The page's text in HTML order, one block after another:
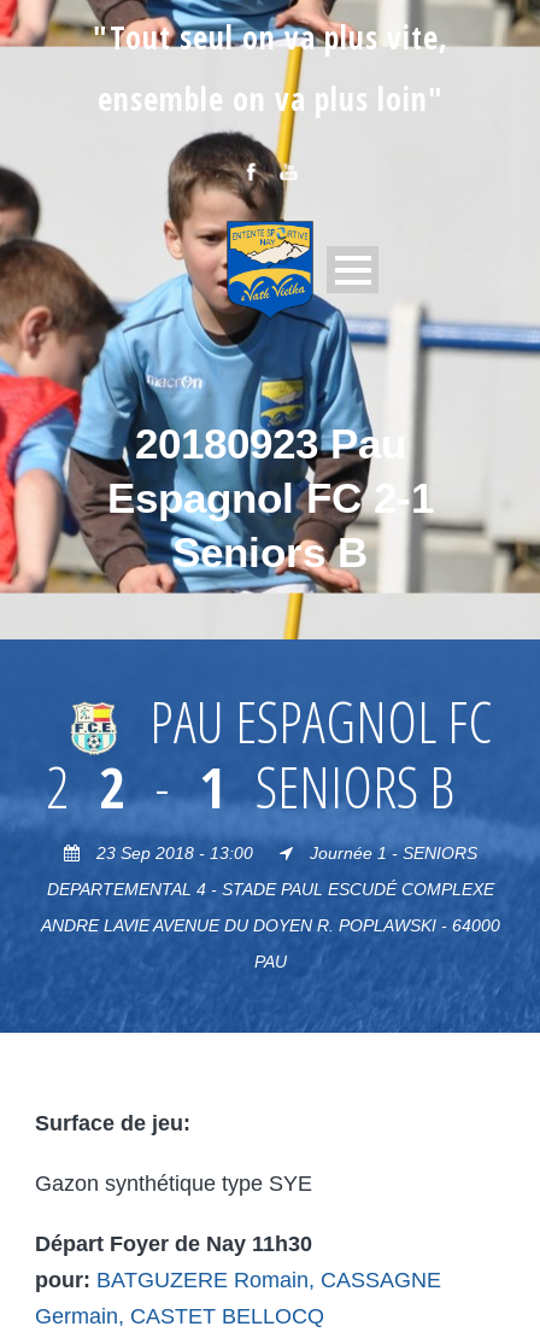
"Tout seul on va plus vite,
ensemble on va plus loin"
20180923 Pau
Espagnol FC 2-1
Seniors B
PAU ESPAGNOL FC
2 2 - 1 SENIORS B
23 Sep 2018 - 13:00
Journée 1 - SENIORS
DEPARTEMENTAL 4 - STADE PAUL ESCUDÉ COMPLEXE
ANDRE LAVIE AVENUE DU DOYEN R. POPLAWSKI - 64000
PAU
Surface de jeu:
Gazon synthétique type SYE
Départ Foyer de Nay 11h30
pour: BATGUZERE Romain, CASSAGNE
Germain, CASTET BELLOCQ